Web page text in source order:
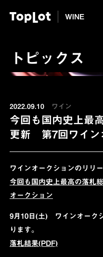
WINE
トピックス
2022.09.10 ワイン
今回も国内史上最
更新 第7回ワイン
ワインオークションのリリ
今回も国内史上最高の落札
オークション
9月10日(土) ワインオーク
ります。
落札結果(PDF)